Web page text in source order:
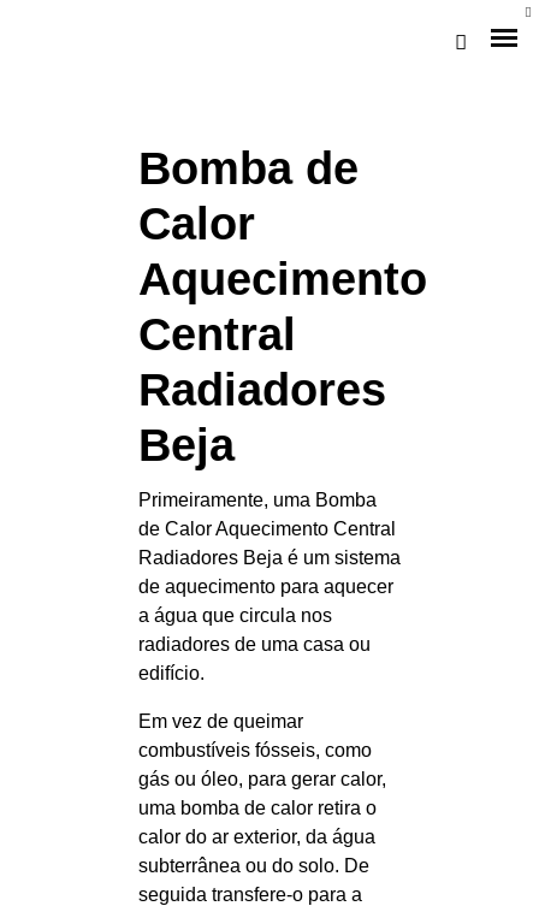
Bomba de
Calor
Aquecimento
Central
Radiadores
Beja
Primeiramente, uma Bomba
de Calor Aquecimento Central
Radiadores Beja é um sistema
de aquecimento para aquecer
a água que circula nos
radiadores de uma casa ou
edifício.
Em vez de queimar
combustíveis fósseis, como
gás ou óleo, para gerar calor,
uma bomba de calor retira o
calor do ar exterior, da água
subterrânea ou do solo. De
seguida transfere-o para a